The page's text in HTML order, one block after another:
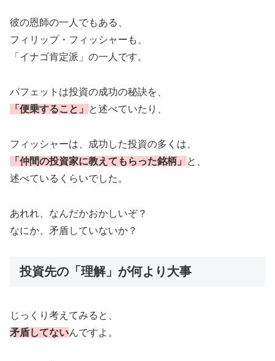
彼の恩師の一人でもある、
フィリップ・フィッシャーも、
「イナゴ肯定派」の一人です。
バフェットは投資の成功の秘訣を、
「便乗すること」
と述べていたり、
フィッシャーは、成功した投資の多くは、
「仲間の投資家に教えてもらった銘柄」
と、
述べているくらいでした。
あれれ、なんだかおかしいぞ？
なにか、矛盾していないか？
投資先の「理解」が何より大事
じっくり考えてみると、
矛盾してないんですよ。